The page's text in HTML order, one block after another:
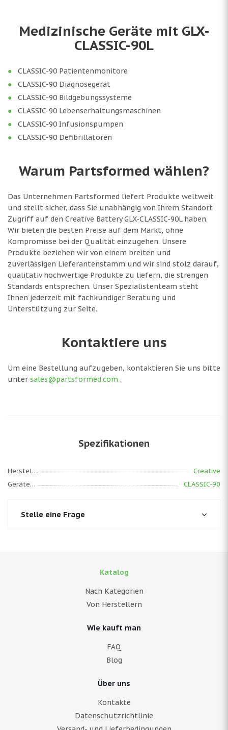
Medizinische Geräte mit GLX-
CLASSIC-90L
CLASSIC-90 Patientenmonitore
CLASSIC-90 Diagnosegerät
CLASSIC-90 Bildgebungssysteme
CLASSIC-90 Lebenserhaltungsmaschinen
CLASSIC-90 Infusionspumpen
CLASSIC-90 Defibrillatoren
Warum Partsformed wählen?
Das Unternehmen Partsformed liefert Produkte weltweit
und stellt sicher, dass Sie unabhängig von Ihrem Standort
Zugriff auf den Creative Battery GLX-CLASSIC-90L haben.
Wir bieten die besten Preise auf dem Markt, ohne
Kompromisse bei der Qualität einzugehen. Unsere
Produkte beziehen wir von einem breiten und
zuverlässigen Lieferantenstamm und wir sind stolz darauf,
qualitativ hochwertige Produkte zu liefern, die strengen
Standards entsprechen. Unser Spezialistenteam steht
Ihnen jederzeit mit fachkundiger Beratung und
Unterstützung zur Seite.
Kontaktiere uns
Um eine Bestellung aufzugeben, kontaktieren Sie uns bitte
unter sales@partsformed.com .
Spezifikationen
Hersteller
Creative
Gerätemodell
CLASSIC-90
Stelle eine Frage
Katalog
Nach Kategorien
Von Herstellern
Wie kauft man
FAQ
Blog
Über uns
Kontakte
Datenschutzrichtlinie